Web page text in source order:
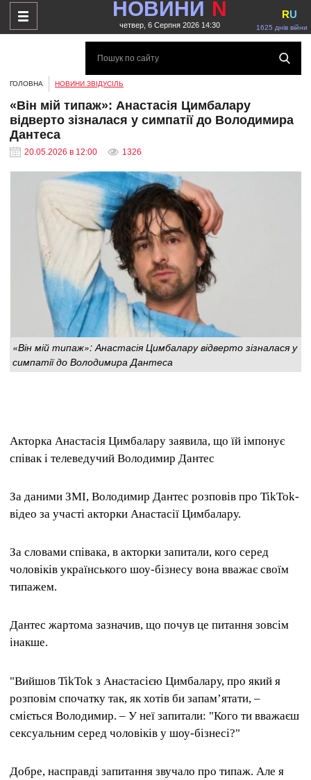
НОВИНИ N
четвер, 6 Серпня 2026 14:30 1625 днів війни
RU
ГОЛОВНА НОВИНИ ЗВІДУСІЛЬ
«Він мій типаж»: Анастасія Цимбалару
відверто зізналася у симпатії до Володимира
Дантеса
20.05.2026 в 12:00 1326
«Він мій типаж»: Анастасія Цимбалару відверто зізналася у
симпатії до Володимира Дантеса
Акторка Анастасія Цимбалару заявила, що їй імпонує
співак і телеведучий Володимир Дантес
За даними ЗМІ, Володимир Дантес розповів про TikTok-
відео за участі акторки Анастасії Цимбалару.
За словами співака, в акторки запитали, кого серед
чоловіків українського шоу-бізнесу вона вважає своїм
типажем.
Дантес жартома зазначив, що почув це питання зовсім
інакше.
"Вийшов TikTok з Анастасією Цимбалару, про який я
розповім спочатку так, як хотів би запамʼятати, –
сміється Володимир. – У неї запитали: "Кого ти вважаєш
сексуальним серед чоловіків у шоу-бізнесі?"
Добре, насправді запитання звучало про типаж. Але я